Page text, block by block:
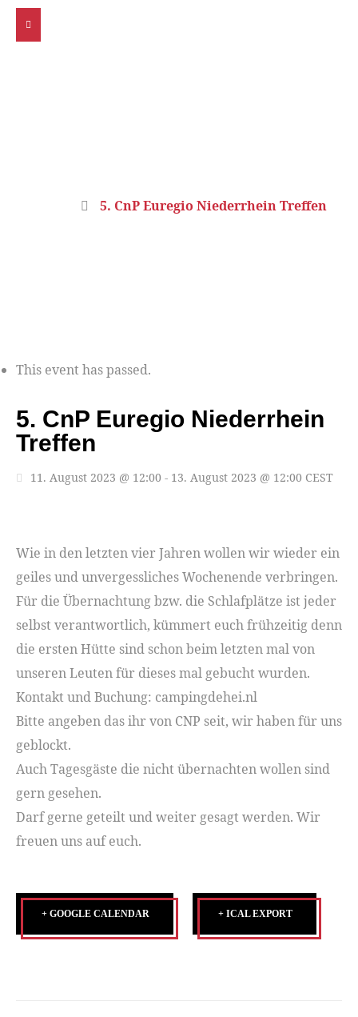
5. CnP Euregio Niederrhein Treffen
This event has passed.
5. CnP Euregio Niederrhein
Treffen
11. August 2023 @ 12:00 - 13. August 2023 @ 12:00 CEST
Wie in den letzten vier Jahren wollen wir wieder ein
geiles und unvergessliches Wochenende verbringen.
Für die Übernachtung bzw. die Schlafplätze ist jeder
selbst verantwortlich, kümmert euch frühzeitig denn
die ersten Hütte sind schon beim letzten mal von
unseren Leuten für dieses mal gebucht wurden.
Kontakt und Buchung: campingdehei.nl
Bitte angeben das ihr von CNP seit, wir haben für uns
geblockt.
Auch Tagesgäste die nicht übernachten wollen sind
gern gesehen.
Darf gerne geteilt und weiter gesagt werden. Wir
freuen uns auf euch.
+ GOOGLE CALENDAR + ICAL EXPORT